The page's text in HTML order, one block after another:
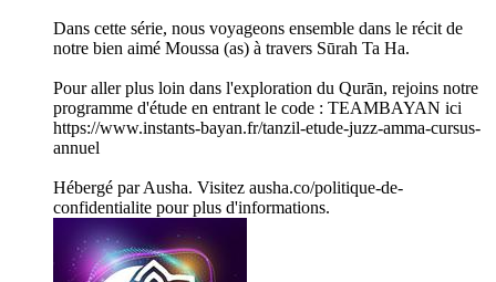
Dans cette série, nous voyageons ensemble dans le récit de
notre bien aimé Moussa (as) à travers Sūrah Ta Ha.
Pour aller plus loin dans l'exploration du Qurān, rejoins notre
programme d'étude en entrant le code : TEAMBAYAN ici
https://www.instants-bayan.fr/tanzil-etude-juzz-amma-cursus-
annuel
Hébergé par Ausha. Visitez ausha.co/politique-de-
confidentialite pour plus d'informations.